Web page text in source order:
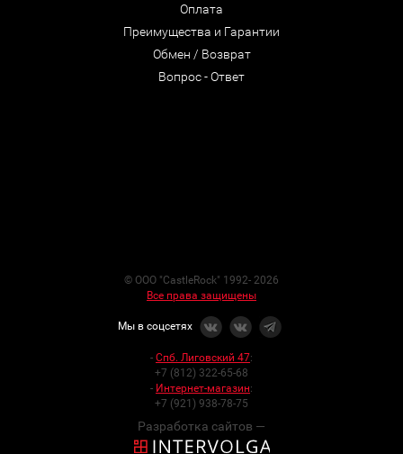
Оплата
Преимущества и Гарантии
Обмен / Возврат
Вопрос - Ответ
© ООО "CastleRock" 1992- 2026
Все права защищены
Мы в соцсетях
- Спб. Лиговский 47:
+7 (812) 322-65-68
- Интернет-магазин:
+7 (921) 938-78-75
Разработка сайтов —